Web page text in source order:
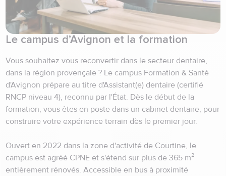
Le campus d’Avignon et la formation
Vous souhaitez vous reconvertir dans le secteur dentaire,
dans la région provençale ? Le campus Formation & Santé
d'Avignon prépare au titre d'Assistant(e) dentaire (certifié
RNCP niveau 4), reconnu par l'État. Dès le début de la
formation, vous êtes en poste dans un cabinet dentaire, pour
construire votre expérience terrain dès le premier jour.
Ouvert en 2022 dans la zone d'activité de Courtine, le
campus est agréé CPNE et s'étend sur plus de 365 m²
entièrement rénovés. Accessible en bus à proximité